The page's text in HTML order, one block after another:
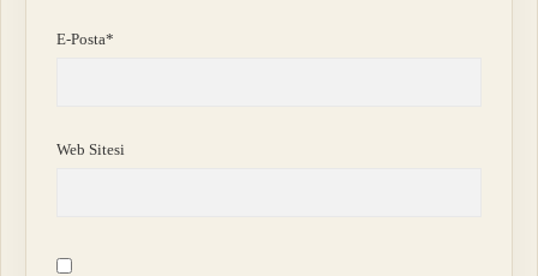
E-Posta*
Web Sitesi